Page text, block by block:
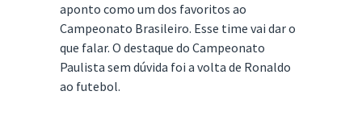
aponto como um dos favoritos ao
Campeonato Brasileiro. Esse time vai dar o
que falar. O destaque do Campeonato
Paulista sem dúvida foi a volta de Ronaldo
ao futebol.